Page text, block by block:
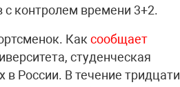
с контролем времени 3+2.
Как сообщает
студенческая
в России. В течение тридцати